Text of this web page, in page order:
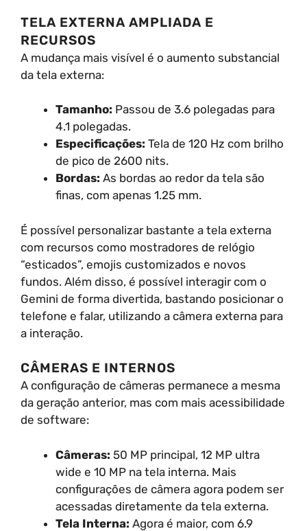
TELA EXTERNA AMPLIADA E
RECURSOS
A mudança mais visível é o aumento substancial
da tela externa:
Tamanho: Passou de 3.6 polegadas para
4.1 polegadas.
Especificações: Tela de 120 Hz com brilho
de pico de 2600 nits.
Bordas: As bordas ao redor da tela são
finas, com apenas 1.25 mm.
É possível personalizar bastante a tela externa
com recursos como mostradores de relógio
“esticados”, emojis customizados e novos
fundos. Além disso, é possível interagir com o
Gemini de forma divertida, bastando posicionar o
telefone e falar, utilizando a câmera externa para
a interação.
CÂMERAS E INTERNOS
A configuração de câmeras permanece a mesma
da geração anterior, mas com mais acessibilidade
de software:
Câmeras: 50 MP principal, 12 MP ultra
wide e 10 MP na tela interna. Mais
configurações de câmera agora podem ser
acessadas diretamente da tela externa.
Tela Interna: Agora é maior, com 6.9